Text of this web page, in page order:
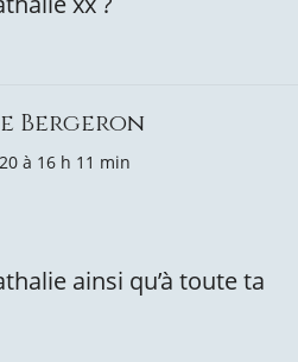
Bergeron
à 16 h 11 min
ainsi qu’à toute ta